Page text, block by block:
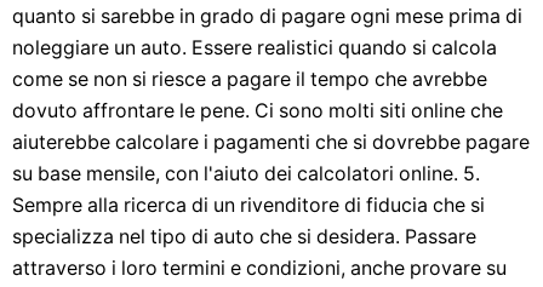
quanto si sarebbe in grado di pagare ogni mese prima di
noleggiare un auto. Essere realistici quando si calcola
come se non si riesce a pagare il tempo che avrebbe
dovuto affrontare le pene. Ci sono molti siti online che
aiuterebbe calcolare i pagamenti che si dovrebbe pagare
su base mensile, con l'aiuto dei calcolatori online. 5.
Sempre alla ricerca di un rivenditore di fiducia che si
specializza nel tipo di auto che si desidera. Passare
attraverso i loro termini e condizioni, anche provare su